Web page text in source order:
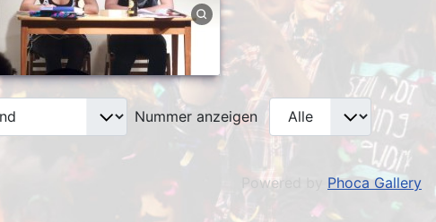
Nummer anzeigen
Powered by Phoca Gallery